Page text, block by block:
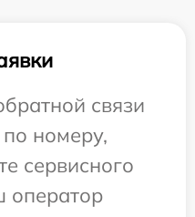
связи
номеру,
сервисного
оператор